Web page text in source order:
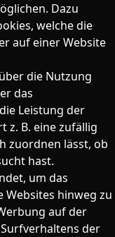
Dazu
welche die
auf einer Website
die Nutzung
das
Leistung der
z. B. eine zufällig
zuordnen lässt, ob
hast.
um das
Websites hinweg zu
auf der
der